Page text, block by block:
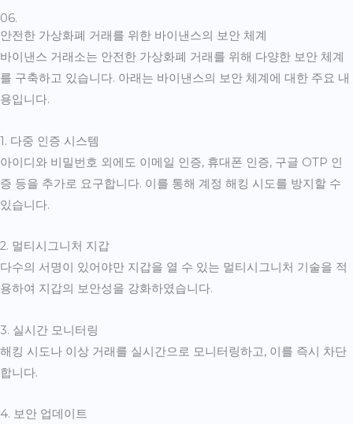
06.
안전한 가상화폐 거래를 위한 바이낸스의 보안 체계
바이낸스 거래소는 안전한 가상화폐 거래를 위해 다양한 보안 체계
를 구축하고 있습니다. 아래는 바이낸스의 보안 체계에 대한 주요 내
용입니다.
1. 다중 인증 시스템
아이디와 비밀번호 외에도 이메일 인증, 휴대폰 인증, 구글 OTP 인
증 등을 추가로 요구합니다. 이를 통해 계정 해킹 시도를 방지할 수
있습니다.
2. 멀티시그니처 지갑
다수의 서명이 있어야만 지갑을 열 수 있는 멀티시그니처 기술을 적
용하여 지갑의 보안성을 강화하였습니다.
3. 실시간 모니터링
해킹 시도나 이상 거래를 실시간으로 모니터링하고, 이를 즉시 차단
합니다.
4. 보안 업데이트